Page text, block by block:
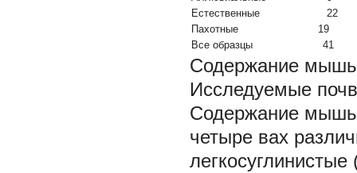
Естественные 22
Пахотные 19 5,43
Все образцы 41
Содержание
Исследуемые
Содержание
четыре вах